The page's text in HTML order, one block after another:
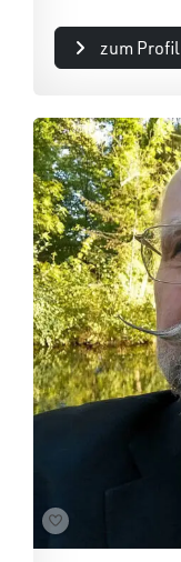
zum Profil